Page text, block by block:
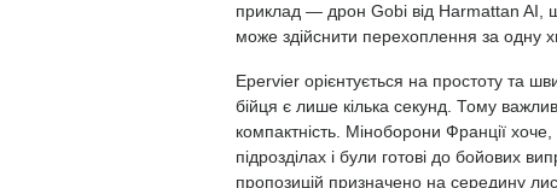
приклад — дрон Gobi від Harmattan AI,
може здійснити перехоплення за одну
Epervier орієнтується на простоту та
бійця є лише кілька секунд. Тому
компактність. Міноборони Франції
підрозділах і були готові до бойових
пропозицій призначено на середину